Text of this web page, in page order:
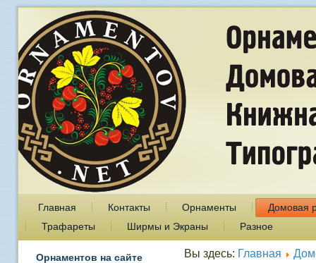
Главная Контакты Орнаменты
Домовая
Трафареты
Ширмы и Экраны Разное
Орнаментов на сайте Вы здесь: Главная